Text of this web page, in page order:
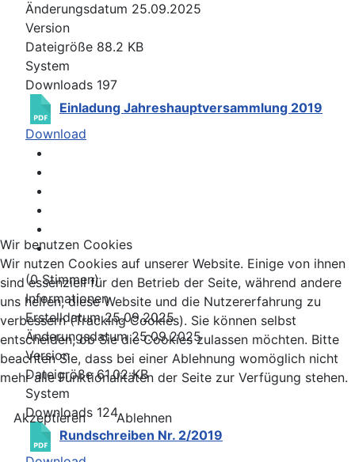
Änderungsdatum 25.09.2025
Version
Dateigröße 88.2 KB
System
Downloads 197
Einladung Jahreshauptversammlung 2019
Download
(0 Stimmen)
Informationen
Erstelldatum 25.09.2025
Änderungsdatum 25.09.2025
Version
Dateigröße 61.02 KB
System
Downloads 124
Rundschreiben Nr. 2/2019
Wir benutzen Cookies
Wir nutzen Cookies auf unserer Website. Einige von ihnen
sind essenziell für den Betrieb der Seite, während andere
uns helfen, diese Website und die Nutzererfahrung zu
verbessern (Tracking Cookies). Sie können selbst
entscheiden, ob Sie die Cookies zulassen möchten. Bitte
beachten Sie, dass bei einer Ablehnung womöglich nicht
mehr alle Funktionalitäten der Seite zur Verfügung stehen.
Akzeptieren Ablehnen